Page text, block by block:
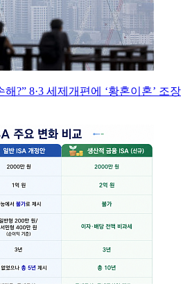
해?” 8·3 세제개편에 ‘황혼이혼’ 조장